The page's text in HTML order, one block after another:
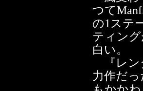
つて
の1ステ
ティン
白い。
『レン
力作だ